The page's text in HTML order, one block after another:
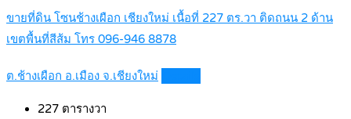
ขายที่ดิน โซนช้างเผือก เชียงใหม่ เนื้อที่ 227 ตร.วา ติดถนน 2 ด้าน
เขตพื้นที่สีส้ม โทร 096-946 8878
ต.ช้างเผือก อ.เมือง จ.เชียงใหม่
227 ตารางวา